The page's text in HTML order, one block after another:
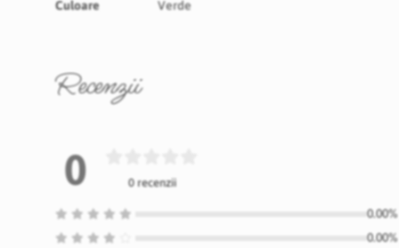
Culoare Verde
Recenzii
0 0 recenzii